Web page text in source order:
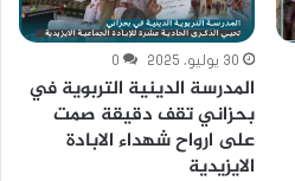
30 يوليو، 2025 0
المدرسة الدينية التربوية في
بحزاني تقف دقيقة صمت
على ارواح شهداء الابادة
الايزيدية